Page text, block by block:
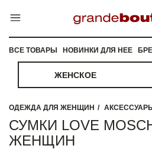
ВСЕ ТОВАРЫ НОВИНКИ ДЛЯ НЕЕ
ЖЕНСКОЕ
ОДЕЖДА ДЛЯ ЖЕНЩИН АКСЕССУАРЫ
СУМКИ LOVE
ЖЕНЩИН